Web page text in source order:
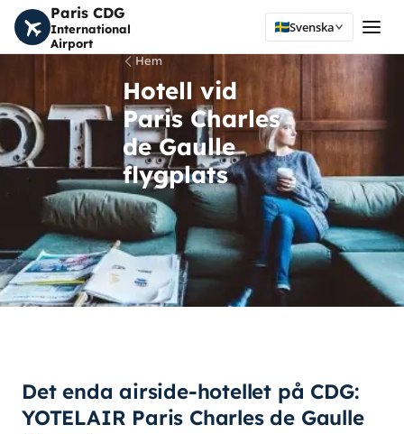
Paris CDG
International
Airport
Svenska
Hem
Hotell vid
Paris Charles
de Gaulle
flygplats
Det enda airside-hotellet på CDG:
YOTELAIR Paris Charles de Gaulle